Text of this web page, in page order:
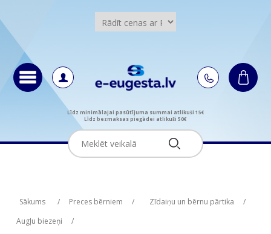
Līdz minimālajai pasūtījuma summai atlikuši 15€
Līdz bezmaksas piegādei atlikuši 50€
Sākums / Preces bērniem / Zīdaiņu un bērnu pārtika
/
Augļu biezeņi
/